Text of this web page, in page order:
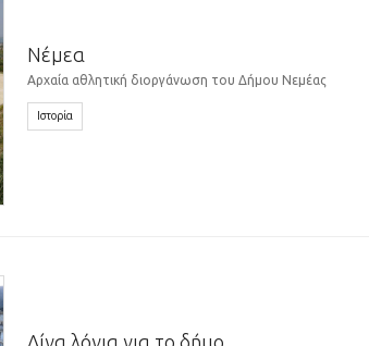
Νέμεα
Αρχαία αθλητική διοργάνωση του Δήμου Νεμέας
Ιστορία